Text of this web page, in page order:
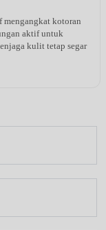
mengangkat kotoran
aktif untuk
kulit tetap segar